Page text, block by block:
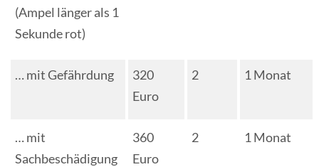
(Ampel länger als 1
Sekunde rot)
… mit Gefährdung
320
Euro
2 1 Monat
… mit
Sachbeschädigung
360
Euro
2 1 Monat